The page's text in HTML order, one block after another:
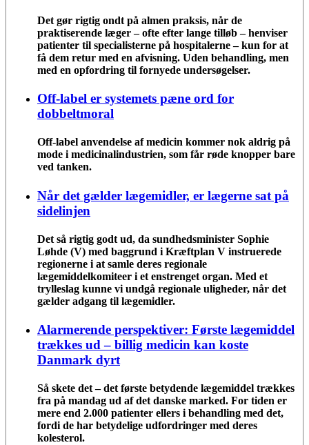
Det gør rigtig ondt på almen praksis, når de
praktiserende læger – ofte efter lange tilløb – henviser
patienter til specialisterne på hospitalerne – kun for at
få dem retur med en afvisning. Uden behandling, men
med en opfordring til fornyede undersøgelser.
Off-label er systemets pæne ord for
dobbeltmoral
Off-label anvendelse af medicin kommer nok aldrig på
mode i medicinalindustrien, som får røde knopper bare
ved tanken.
Når det gælder lægemidler, er lægerne sat på
sidelinjen
Det så rigtig godt ud, da sundhedsminister Sophie
Løhde (V) med baggrund i Kræftplan V instruerede
regionerne i at samle deres regionale
lægemiddelkomiteer i et enstrenget organ. Med et
trylleslag kunne vi undgå regionale uligheder, når det
gælder adgang til lægemidler.
Alarmerende perspektiver: Første lægemiddel
trækkes ud – billig medicin kan koste
Danmark dyrt
Så skete det – det første betydende lægemiddel trækkes
fra på mandag ud af det danske marked. For tiden er
mere end 2.000 patienter ellers i behandling med det,
fordi de har betydelige udfordringer med deres
kolesterol.